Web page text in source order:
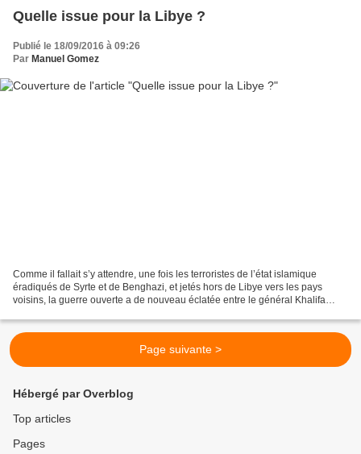
Quelle issue pour la Libye ?
Publié le 18/09/2016 à 09:26
Par Manuel Gomez
Comme il fallait s’y attendre, une fois les terroristes de l’état islamique
éradiqués de Syrte et de Benghazi, et jetés hors de Libye vers les pays
voisins, la guerre ouverte a de nouveau éclatée entre le général Khalifa
Page suivante >
Hébergé par Overblog
Top articles
Pages